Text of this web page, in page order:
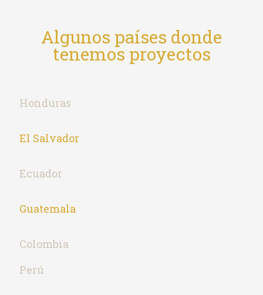
Algunos países donde
tenemos proyectos
Honduras
El Salvador
Ecuador
Guatemala
Colombia
Perú